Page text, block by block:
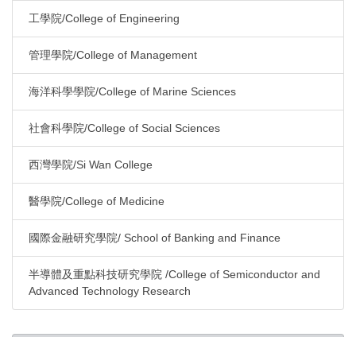
工學院/College of Engineering
管理學院/College of Management
海洋科學學院/College of Marine Sciences
社會科學院/College of Social Sciences
西灣學院/Si Wan College
醫學院/College of Medicine
國際金融研究學院/ School of Banking and Finance
半導體及重點科技研究學院 /College of Semiconductor and
Advanced Technology Research